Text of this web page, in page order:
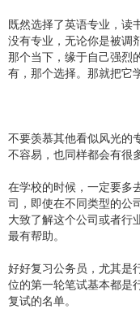
既然选择了英语专业，读
没有专业，无论你是被调
那个当下，缘于自己强烈
有，那个选择。那就把它
不要羡慕其他看似风光的
不容易，也同样都会有很
在学校的时候，一定要多
司，即使在不同类型的公
大致了解这个公司或者行
最有帮助。
好好复习公务员，尤其是
位的第一轮笔试基本都是
复试的名单。